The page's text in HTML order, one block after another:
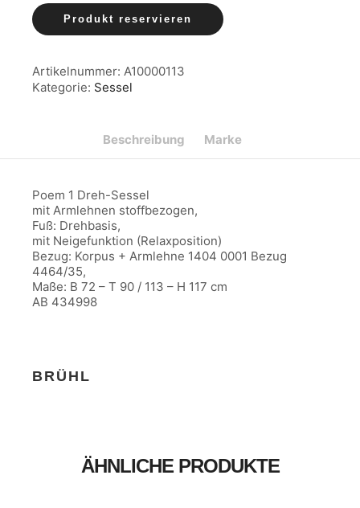
Produkt reservieren
Artikelnummer: A10000113
Kategorie: Sessel
Beschreibung Marke
Poem 1 Dreh-Sessel
mit Armlehnen stoffbezogen,
Fuß: Drehbasis,
mit Neigefunktion (Relaxposition)
Bezug: Korpus + Armlehne 1404 0001 Bezug
4464/35,
Maße: B 72 – T 90 / 113 – H 117 cm
AB 434998
BRÜHL
ÄHNLICHE PRODUKTE